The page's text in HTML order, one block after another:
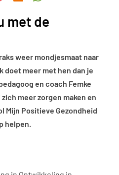
met de
weer mondjesmaat naar
doet meer met hen dan je
en coach Femke
meer zorgen maken en
Mijn Positieve Gezondheid
helpen.